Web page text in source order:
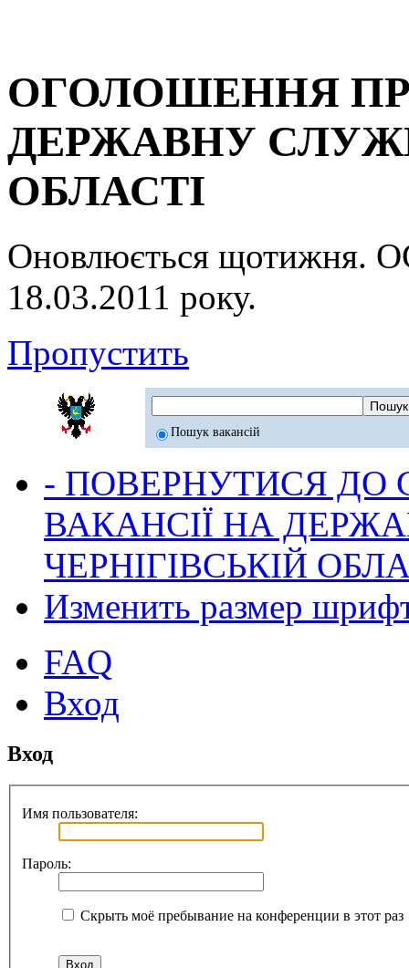
ОГОЛОШЕННЯ
ДЕРЖАВНУ
ОБЛАСТІ
Оновлюється
18.03.2011 року.
Пропустить
Пошук вакансій
- ПОВЕРНУТИСЯ ДО
ВАКАНСІЇ НА
ЧЕРНІГІВСЬКІЙ
Изменить размер
FAQ
Вход
Вход
Имя пользователя:
Пароль:
Скрыть моё пребывание на конференции в этот раз